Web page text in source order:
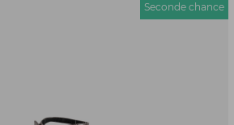
Seconde chance